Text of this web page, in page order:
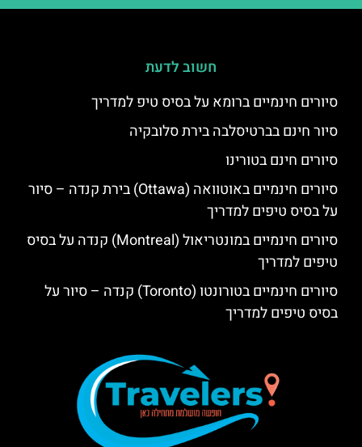
חשוב לדעת
סיורים חינמיים ברומא על בסיס טיפ למדריך
סיור חינם בברטיסלבה בירת סלובקיה
סיורים חינם בטורינו
סיורים חינמיים באוטוואה (Ottawa) בירת קנדה – סיור
על בסיס טיפים למדריך
סיורים חינמיים במונטריאול (Montreal) קנדה על בסיס
טיפים למדריך
סיורים חינמיים בטורונטו (Toronto) קנדה – סיור על
בסיס טיפים למדריך